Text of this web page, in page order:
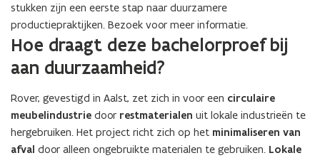
stukken zijn een eerste stap naar duurzamere
productiepraktijken. Bezoek voor meer informatie.
Hoe draagt deze bachelorproef bij
aan duurzaamheid?
Rover, gevestigd in Aalst, zet zich in voor een circulaire
meubelindustrie door restmaterialen uit lokale industrieën te
hergebruiken. Het project richt zich op het minimaliseren van
afval door alleen ongebruikte materialen te gebruiken. Lokale